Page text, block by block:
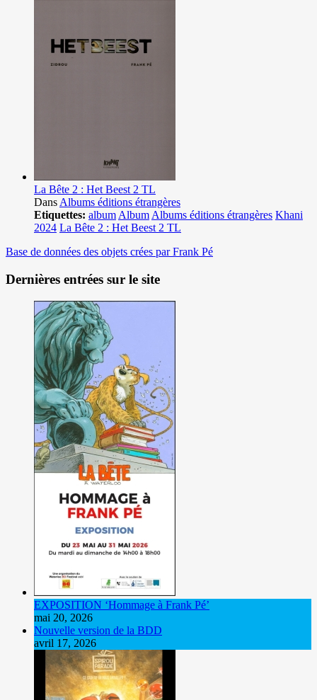
La Bête 2 : Het Beest 2 TL
DansAlbums éditions étrangères
Etiquettes: albumAlbumAlbums éditions étrangères Khani
2024 La Bête 2 : Het Beest 2 TL
Base de données des objets crées par Frank Pé
Dernières entrées sur le site
EXPOSITION ‘Hommage à Frank Pé’
mai 20, 2026
Nouvelle version de la BDD
avril 17, 2026